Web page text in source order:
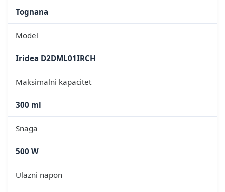
Tognana
Model
Iridea D2DML01IRCH
Maksimalni kapacitet
300 ml
Snaga
500 W
Ulazni napon